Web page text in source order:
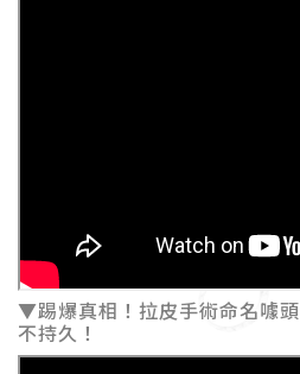
▼踢爆真相！拉皮手術命名噱
不持久！